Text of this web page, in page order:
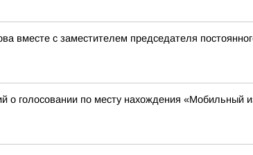
вместе с заместителем председателя
о голосовании по месту нахождения «Мобильный